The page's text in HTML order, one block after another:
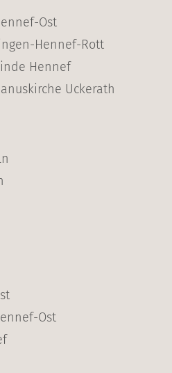
Ost
Hennef-Rott
Hennef
Uckerath
Ost